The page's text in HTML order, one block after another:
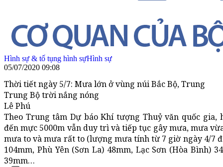
Hình sự & tố tụng hình sựHình sự
05/07/2020 09:08
Thời tiết ngày 5/7: Mưa lớn ở vùng núi Bắc Bộ, Trung
Trung Bộ trời nắng nóng
Lê Phú
Theo Trung tâm Dự báo Khí tượng Thuỷ văn quốc
đến mực 5000m vẫn duy trì và tiếp tục gây mưa, mưa
mưa to và mưa rất to (lượng mưa tính từ 7 giờ ngày 4/7
104mm, Phù Yên (Sơn La) 48mm, Lạc Sơn (Hòa Bình)
39mm…